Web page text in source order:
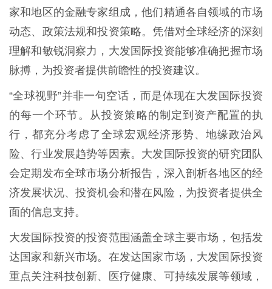
家和地区的金融专家组成，他们精通各自领域的市场
动态、政策法规和投资策略。凭借对全球经济的深刻
理解和敏锐洞察力，大发国际投资能够准确把握市场
脉搏，为投资者提供前瞻性的投资建议。
“全球视野”并非一句空话，而是体现在大发国际投资
的每一个环节。从投资策略的制定到资产配置的执
行，都充分考虑了全球宏观经济形势、地缘政治风
险、行业发展趋势等因素。大发国际投资的研究团队
会定期发布全球市场分析报告，深入剖析各地区的经
济发展状况、投资机会和潜在风险，为投资者提供全
面的信息支持。
大发国际投资的投资范围涵盖全球主要市场，包括发
达国家和新兴市场。在发达国家市场，大发国际投资
重点关注科技创新、医疗健康、可持续发展等领域，